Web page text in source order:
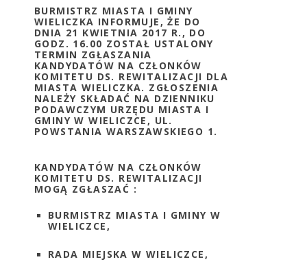
BURMISTRZ MIASTA I GMINY
WIELICZKA INFORMUJE, ŻE DO
DNIA 21 KWIETNIA 2017 R., DO
GODZ. 16.00 ZOSTAŁ USTALONY
TERMIN ZGŁASZANIA
KANDYDATÓW NA CZŁONKÓW
KOMITETU DS. REWITALIZACJI DLA
MIASTA WIELICZKA. ZGŁOSZENIA
NALEŻY SKŁADAĆ NA DZIENNIKU
PODAWCZYM URZĘDU MIASTA I
GMINY W WIELICZCE, UL.
POWSTANIA WARSZAWSKIEGO 1.
KANDYDATÓW NA CZŁONKÓW
KOMITETU DS. REWITALIZACJI
MOGĄ ZGŁASZAĆ :
BURMISTRZ MIASTA I GMINY W
WIELICZCE,
RADA MIEJSKA W WIELICZCE,